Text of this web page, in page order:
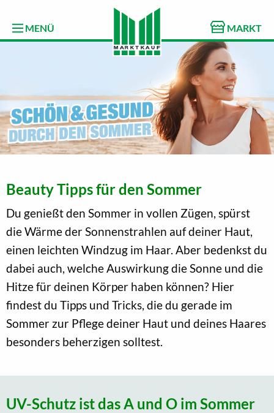
MENÜ MARKT
Beauty Tipps für den Sommer
Du genießt den Sommer in vollen Zügen, spürst
die Wärme der Sonnenstrahlen auf deiner Haut,
einen leichten Windzug im Haar. Aber bedenkst du
dabei auch, welche Auswirkung die Sonne und die
Hitze für deinen Körper haben können? Hier
findest du Tipps und Tricks, die du gerade im
Sommer zur Pflege deiner Haut und deines Haares
besonders beherzigen solltest.
UV-Schutz ist das A und O im Sommer